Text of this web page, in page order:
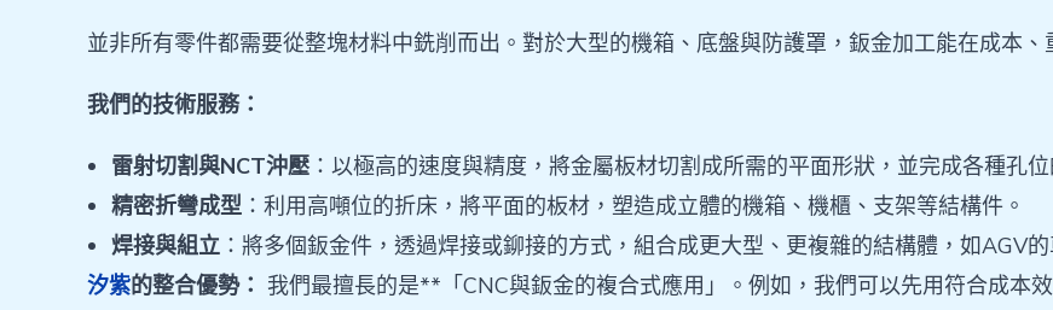
並非所有零件都需要從整塊材料中銑削而出。對於大型的機箱、底盤與防護罩，鈑金加工能在成本
我們的技術服務：
雷射切割與NCT沖壓 ：以極高的速度與精度，將金屬板材切割成所需的平面形狀，並完成各種孔位
精密折彎成型 ：利用高噸位的折床，將平面的板材，塑造成立體的機箱、機櫃、支架等結構件。
焊接與組立 ：將多個鈑金件，透過焊接或鉚接的方式，組合成更大型、更複雜的結構體，如AGV的
汐紫的整合優勢： 我們最擅長的是**「CNC與鈑金的複合式應用」。例如，我們可以先用符合成本